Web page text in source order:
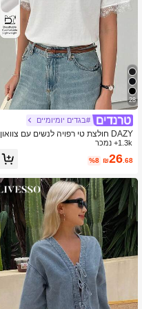
28
#בגדים יומיומיים
DAZY חולצת טי רפויה לנשים עם צוואון
עגול, שרוולים עם תפר תחרה, סגנון קז'וא
ל אלגנטי, פולאובר קיץ, ביזנס קז'ואל
1.3k+ נמכר
₪26.68
%8